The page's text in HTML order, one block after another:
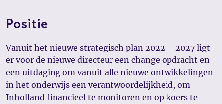
Positie
Vanuit het nieuwe strategisch plan 2022 – 2027 ligt
er voor de nieuwe directeur een change opdracht en
een uitdaging om vanuit alle nieuwe ontwikkelingen
in het onderwijs een verantwoordelijkheid, om
Inholland financieel te monitoren en op koers te